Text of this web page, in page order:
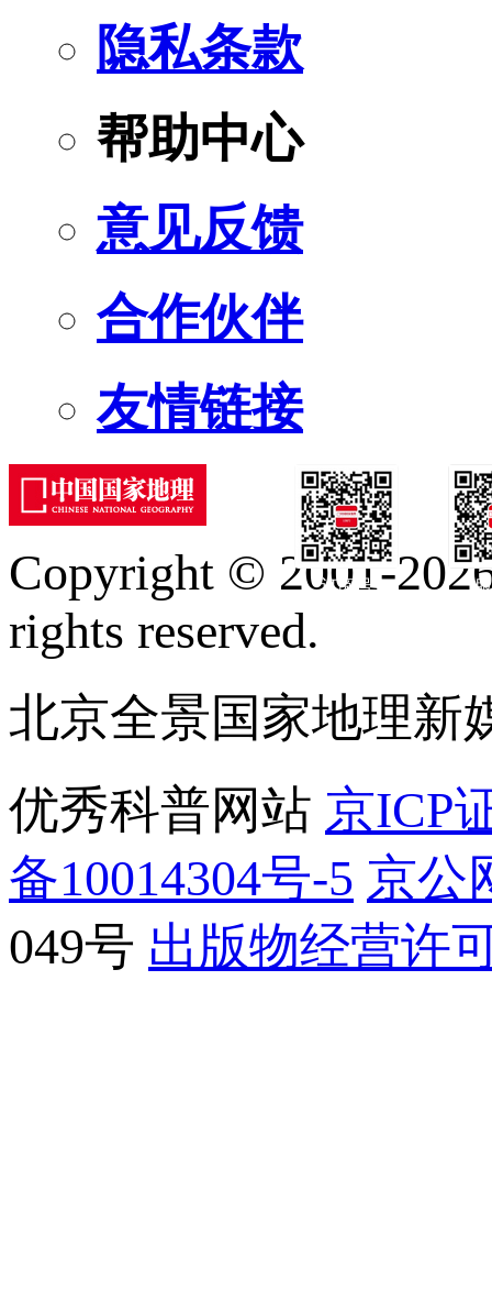
隐私条款
帮助中心
意见反馈
合作伙伴
友情链接
订阅号
Copyright © 2001-
rights reserved.
北京全景国家地理新
优秀科普网站 京ICP
备10014304号-5 京公
049号 出版物经营许